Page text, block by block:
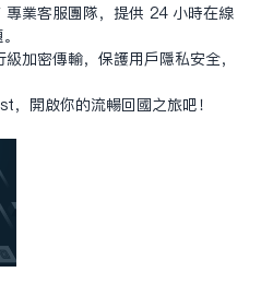
业客服团队，提供 24 小时在线
加密传输，保护用户隐私安全，
开启你的流畅回国之旅吧！